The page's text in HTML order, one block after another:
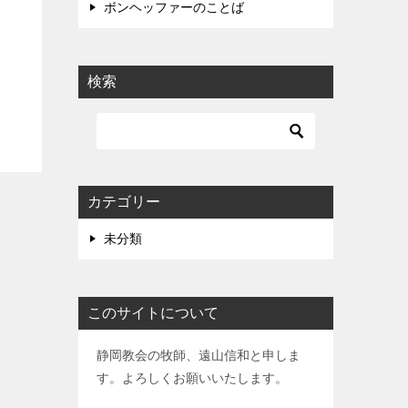
ボンヘッファーのことば
検索
カテゴリー
未分類
このサイトについて
静岡教会の牧師、遠山信和と申しま
す。よろしくお願いいたします。